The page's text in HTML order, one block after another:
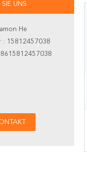
UNS
He
: 15812457038